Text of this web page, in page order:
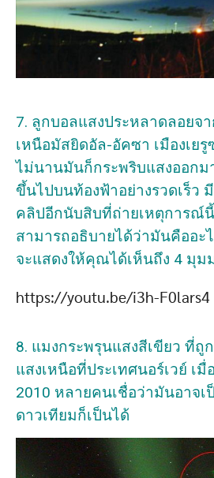
7. ลูกบอลแสงประหลาดลอยจ
เหนือมัสยิดอัล-อัคซา เมืองเย
ไม่นานมันก็กระพริบแสงออก
ขึ้นไปบนท้องฟ้าอย่างรวดเร็ว
คลิปอีกนับสิบที่ถ่ายเหตุการณ์
สามารถอธิบายได้ว่ามันคืออะ
จะแสดงให้คุณได้เห็นถึง 4 มุม
https://youtu.be/i3h-F0lars4
8. แมงกระพรุนแสงสีเขียว ที่ถู
แสงเหนือที่ประเทศนอร์เวย์ เ
2010 หลายคนเชื่อว่ามันอาจ
ดาวเทียมก็เป็นได้